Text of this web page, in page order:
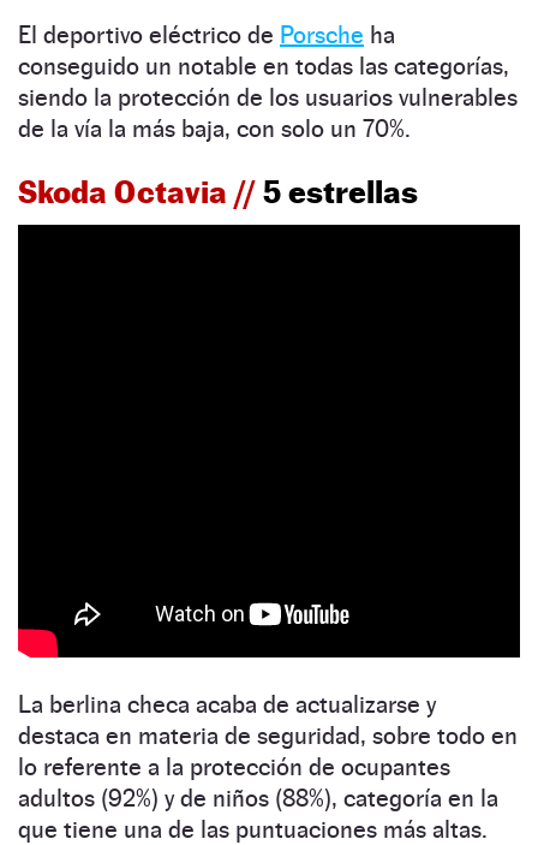
El deportivo eléctrico de Porsche ha
conseguido un notable en todas las categorías,
siendo la protección de los usuarios vulnerables
de la vía la más baja, con solo un 70%.
Skoda Octavia //5 estrellas
La berlina checa acaba de actualizarse y
destaca en materia de seguridad, sobre todo en
lo referente a la protección de ocupantes
adultos (92%) y de niños (88%), categoría en la
que tiene una de las puntuaciones más altas.